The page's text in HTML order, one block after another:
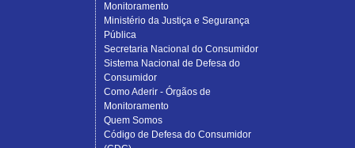
Monitoramento
Ministério da Justiça e Segurança
Pública
Secretaria Nacional do Consumidor
Sistema Nacional de Defesa do
Consumidor
Como Aderir - Órgãos de
Monitoramento
Quem Somos
Código de Defesa do Consumidor